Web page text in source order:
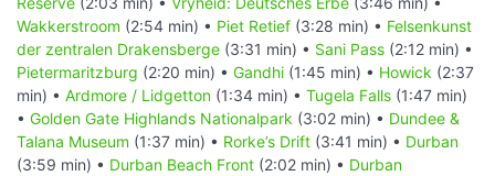
Wakkerstroom (2:54 min) • Piet Retief (3:28 min) • Felsenkunst
der zentralen Drakensberge (3:31 min) • Sani Pass (2:12 min) •
Pietermaritzburg (2:20 min) • Gandhi (1:45 min) • Howick (2:37
min) • Ardmore / Lidgetton (1:34 min) • Tugela Falls (1:47 min)
• Golden Gate Highlands Nationalpark (3:02 min) • Dundee &
Talana Museum (1:37 min) • Rorke’s Drift (3:41 min) • Durban
(3:59 min) • Durban Beach Front (2:02 min) • Durban